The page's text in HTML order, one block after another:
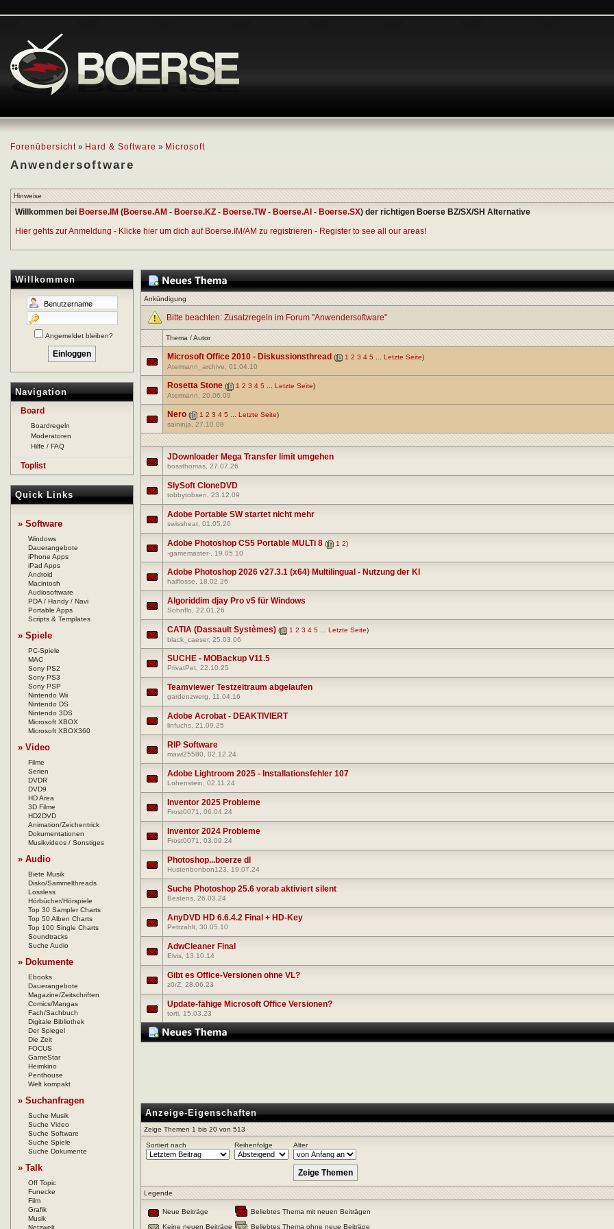
Forenübersicht » Hard & Software » Microsoft
Anwendersoftware
Hinweise
Willkommen bei Boerse.IM (Boerse.AM - Boerse.KZ - Boerse.TW- Boerse.AI - Boerse.SX) der richtigen Boerse BZ/SX/SH Alternative
Hier gehts zur Anmeldung - Klicke hier um dich auf Boerse.IM/AM zu registrieren - Register to see all our areas!
Willkommen
Angemeldet bleiben?
Navigation
Board
Boardregeln
Moderatoren
Hilfe / FAQ
Toplist
Quick Links
» Software
Windows
Dauerangebote
iPhone Apps
iPad Apps
Android
Macintosh
Audiosoftware
PDA / Handy / Navi
Portable Apps
Scripts & Templates
» Spiele
PC-Spiele
MAC
Sony PS2
Sony PS3
Sony PSP
Nintendo Wii
Nintendo DS
Nintendo 3DS
Microsoft XBOX
Microsoft XBOX360
» Video
Filme
Serien
DVDR
DVD9
HD Area
3D Filme
HD2DVD
Animation/Zeichentrick
Dokumentationen
Musikvideos / Sonstiges
» Audio
Biete Musik
Disko/Sammelthreads
Lossless
Hörbücher/Hörspiele
Top 30 Sampler Charts
Top 50 Alben Charts
Top 100 Single Charts
Soundtracks
Suche Audio
» Dokumente
Ebooks
Dauerangebote
Magazine/Zeitschriften
Comics/Mangas
Fach/Sachbuch
Digitale Bibliothek
Der Spiegel
Die Zeit
FOCUS
GameStar
Heimkino
Penthouse
Welt kompakt
» Suchanfragen
Suche Musik
Suche Video
Suche Software
Suche Spiele
Suche Dokumente
» Talk
Off Topic
Funecke
Film
Grafik
Musik
Ankündigung
Bitte beachten: Zusatzregeln im Forum "Anwendersoftware"
Thema/Autor
Microsoft Office 2010 - Diskussionsthread ( 1 2 3 4 5 ... Letzte Seite)
Atermann_archive , 01.04.10
Rosetta Stone ( 1 2 3 4 5 ... Letzte Seite)
Atermann , 20.06.09
Nero ( 1 2 3 4 5 ... Letzte Seite)
saininja , 27.10.08
JDownloader Mega Transfer limit umgehen
bossthomas, 27.07.26
SlySoft CloneDVD
tobbytobsen, 23.12.09
Adobe Portable SW startet nicht mehr
swissheat, 01.05.26
Adobe Photoshop CS5 Portable MULTi 8 ( 1 2)
-gamemaster- , 19.05.10
Adobe Photoshop 2026 v27.3.1 (x64) Multilingual - Nutzung der KI
haiflosse, 18.02.26
Algoriddim djay Pro v5 für Windows
Sohnflo, 22.01.26
CATIA (Dassault Systèmes) ( 1 2 3 4 5 ... Letzte Seite)
black_caeser, 25.03.06
SUCHE - MOBackup V11.5
PrivatPet, 22.10.25
Teamviewer Testzeitraum abgelaufen
gardenzwerg, 11.04.16
Adobe Acrobat - DEAKTIVIERT
linfuchs, 21.09.25
RIP Software
mawi25580, 02.12.24
Adobe Lightroom 2025 - Installationsfehler 107
Lohenstein, 02.11.24
Inventor 2025 Probleme
Frost0071, 06.04.24
Inventor 2024 Probleme
Frost0071, 03.09.24
Photoshop...boerze dl
Hustenbonbon123, 19.07.24
Suche Photoshop 25.6 vorab aktiviert silent
Bestens, 26.03.24
AnyDVD HD 6.6.4.2 Final + HD-Key
Petrzahlt, 30.05.10
AdwCleaner Final
Elvis, 13.10.14
Gibt es Office-Versionen ohne VL?
z0rZ, 28.06.23
Update-fähige Microsoft Office Versionen?
torti, 15.03.23
Anzeige-Eigenschaften
Zeige Themen 1 bis 20 von 513
Sortiert nach Reihenfolge Alter
Legende
Neue Beiträge
Beliebtes Thema mit neuen Beiträgen
Keine neuen Beiträge
Beliebtes Thema ohne neue Beiträge